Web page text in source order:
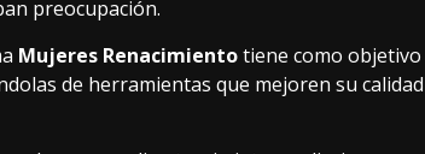
preocupación.
Mujeres Renacimientotiene como objetivo
de herramientas que mejoren su calidad